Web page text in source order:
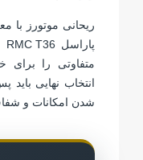
ریحانی موتورز با
پاراسل RMC T36
متفاوتی را برای
انتخاب نهایی
شدن امکانات و